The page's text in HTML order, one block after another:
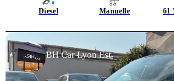
Diesel Manuelle 61
BH Car Lyon Est